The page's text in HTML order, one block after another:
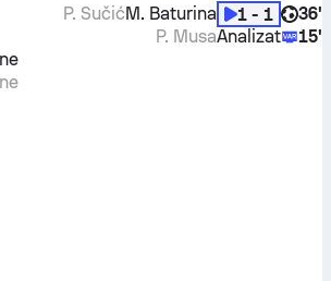
36'
1 - 1
M. Baturina
P. Sučić
15'
Analizat
P. Musa